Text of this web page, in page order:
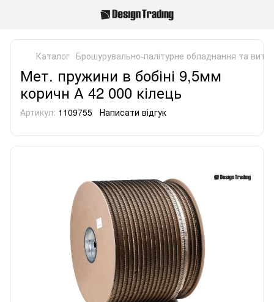
Каталог Брошурувально-палітурне обладнання та
Мет. пружини в бобіні 9,5мм
коричн А 42 000 кілець
Артикул: 1109755 Написати відгук